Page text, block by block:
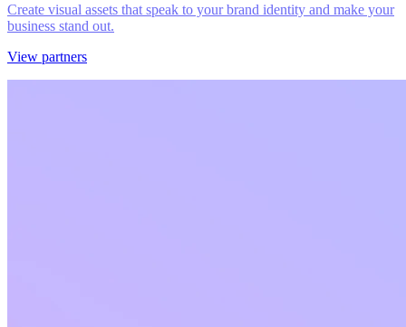
Create visual assets that speak to your brand identity and make your
business stand out.
View partners